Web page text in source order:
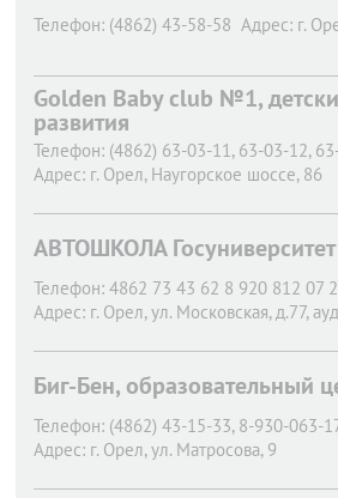
Телефон: (4862) 43-58-58 Адрес: г.
Golden Baby club №1,
развития
Телефон: (4862) 63-03-11, 63-03-12,
Адрес: г. Орел, Наугорское шоссе, 86
АВТОШКОЛА
Телефон: 4862 73 43 62 8 920 812 07
Адрес: г. Орел, ул. Московская, д.77,
Биг-Бен, образовательный
Телефон: (4862) 43-15-33, 8-930-063-
Адрес: г. Орел, ул. Матросова, 9